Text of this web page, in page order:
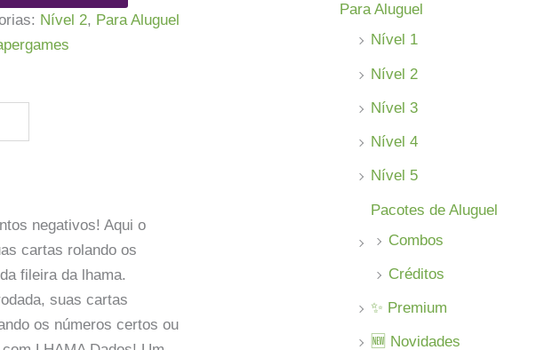
Nível 2, Para Aluguel
negativos! Aqui o
cartas rolando os
fileira da lhama.
suas cartas
os números certos ou
Para Aluguel
Nível 1
Nível 2
Nível 3
Nível 4
Nível 5
Pacotes de Aluguel
Combos
Créditos
✨ Premium
🆕 Novidades